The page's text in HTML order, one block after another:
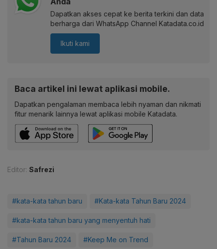
Dapatkan akses cepat ke berita terkini dan data
berharga dari WhatsApp Channel Katadata.co.id
Ikuti kami
Baca artikel ini lewat aplikasi mobile.
Dapatkan pengalaman membaca lebih nyaman dan nikmati
fitur menarik lainnya lewat aplikasi mobile Katadata.
Editor: Safrezi
#kata-kata tahun baru #Kata-kata Tahun Baru 2024
#kata-kata tahun baru yang menyentuh hati
#Tahun Baru 2024 #Keep Me on Trend